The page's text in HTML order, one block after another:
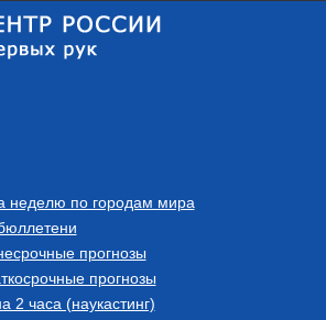
неделю по городам мира
прогнозы
прогнозы
2 часа (наукастинг)